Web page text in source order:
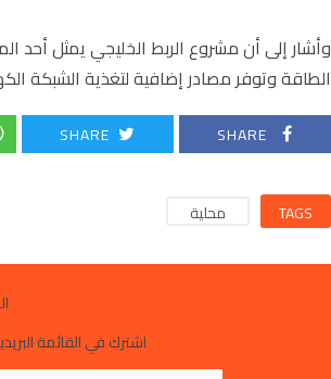
وأشار إلى أن مشروع الربط الخليجي يمثل أحد
الطاقة وتوفر مصادر إضافية لتغذية الشبكة
SHARE
SHARE
TAGS محلية
اشترك في القائمة